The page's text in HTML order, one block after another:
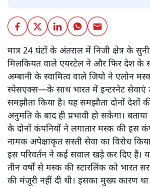
मात्र 24 घंटों के अंतराल में निजी क्षेत्र के
मिलकियत वाले एयरटेल ने और फिर देश के
अम्बानी के स्वामित्व वाले जियो ने एलोन
स्पेसएक्स—के साथ भारत में इन्टरनेट सेवाएं
समझौता किया है। यह समझौता दोनों देशों
अनुमति के बाद ही प्रभावी हो सकेगा।
के दोनों कंपनियों ने लगातार मस्क की इस
नामक अपेक्षाकृत सस्ती सेवा का विरोध
इस परिवर्तन ने कई सवाल खड़े कर दिए हैं।
तीन वर्षों से मस्क की स्टारलिंक को भारत
की मंजूरी नहीं दी थी। इसका मुख्य कारण